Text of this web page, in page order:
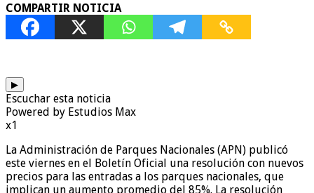
COMPARTIR NOTICIA
▶
Escuchar esta noticia
Powered by Estudios Max
x1
La Administración de Parques Nacionales (APN) publicó
este viernes en el Boletín Oficial una resolución con nuevos
precios para las entradas a los parques nacionales, que
implican un aumento promedio del 85%. La resolución